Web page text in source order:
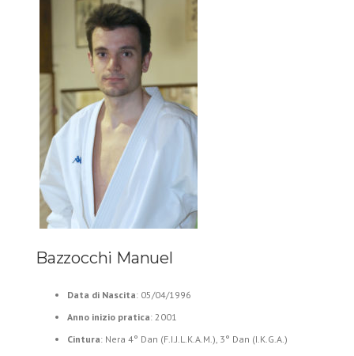
Bazzocchi Manuel
Data di Nascita: 05/04/1996
Anno inizio pratica: 2001
Cintura: Nera 4° Dan (F.I.J.L.K.A.M.), 3° Dan (I.K.G.A.)